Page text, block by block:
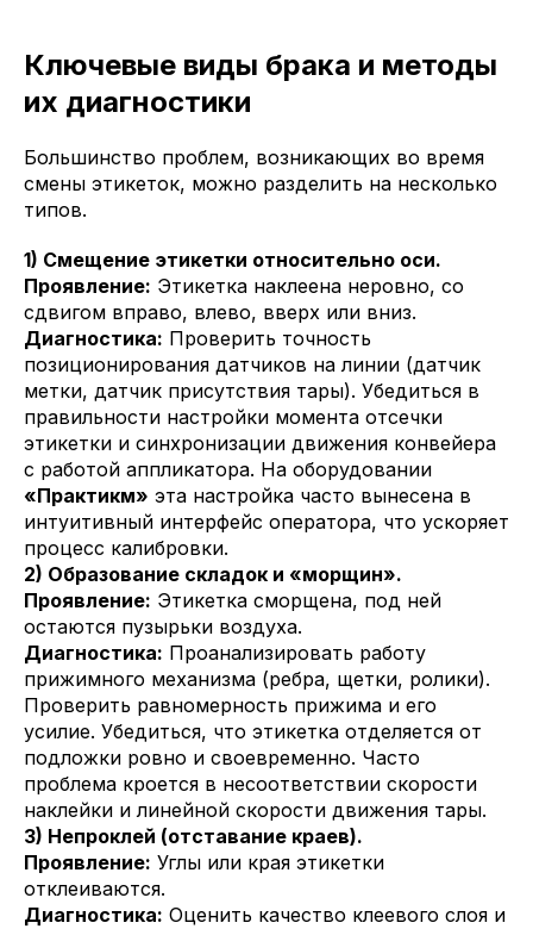
Ключевые виды брака и методы
их диагностики
Большинство проблем, возникающих во время
смены этикеток, можно разделить на несколько
типов.
1) Смещение этикетки относительно оси.
Проявление: Этикетка наклеена неровно, со
сдвигом вправо, влево, вверх или вниз.
Диагностика: Проверить точность
позиционирования датчиков на линии (датчик
метки, датчик присутствия тары). Убедиться в
правильности настройки момента отсечки
этикетки и синхронизации движения конвейера
с работой аппликатора. На оборудовании
«Практикм» эта настройка часто вынесена в
интуитивный интерфейс оператора, что ускоряет
процесс калибровки.
2) Образование складок и «морщин».
Проявление: Этикетка сморщена, под ней
остаются пузырьки воздуха.
Диагностика: Проанализировать работу
прижимного механизма (ребра, щетки, ролики).
Проверить равномерность прижима и его
усилие. Убедиться, что этикетка отделяется от
подложки ровно и своевременно. Часто
проблема кроется в несоответствии скорости
наклейки и линейной скорости движения тары.
3) Непроклей (отставание краев).
Проявление: Углы или края этикетки
отклеиваются.
Диагностика: Оценить качество клеевого слоя и